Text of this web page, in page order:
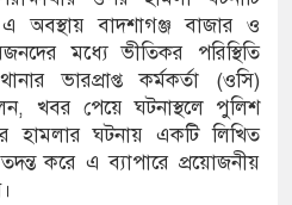
অবস্থায় বাদশাগঞ্জ বাজার ও
মধ্যে ভীতিকর পরিস্থিতি
ভারপ্রাপ্ত কর্মকর্তা (ওসি)
খবর পেয়ে ঘটনাস্থলে পুলিশ
হামলার ঘটনায় একটি লিখিত
করে এ ব্যাপারে প্রয়োজনীয়